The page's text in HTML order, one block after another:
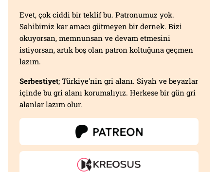
Evet, çok ciddi bir teklif bu. Patronumuz yok.
Sahibimiz kar amacı gütmeyen bir dernek. Bizi
okuyorsan, memnunsan ve devam etmesini
istiyorsan, artık boş olan patron koltuğuna geçmen
lazım.
Serbestiyet; Türkiye'nin gri alanı. Siyah ve beyazlar
içinde bu gri alanı korumalıyız. Herkese bir gün gri
alanlar lazım olur.